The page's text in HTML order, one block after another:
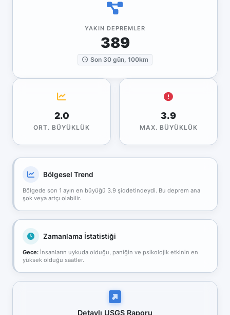
YAKIN DEPREMLER
389
Son 30 gün, 100km
2.0
ORT. BÜYÜKLÜK
3.9
MAX. BÜYÜKLÜK
Bölgesel Trend
Bölgede son 1 ayın en büyüğü 3.9 şiddetindeydi. Bu deprem ana
şok veya artçı olabilir.
Zamanlama İstatistiği
Gece: İnsanların uykuda olduğu, paniğin ve psikolojik etkinin en
yüksek olduğu saatler.
Detaylı USGS Raporu